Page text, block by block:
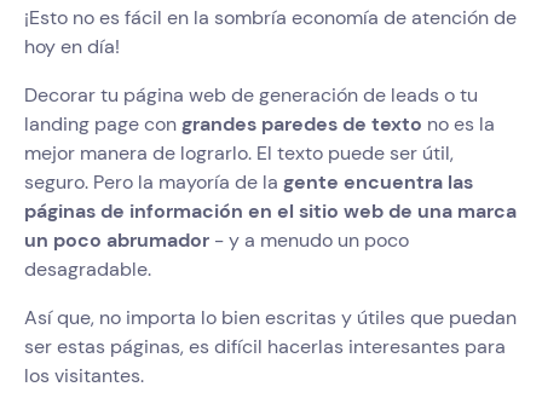
¡Esto no es fácil en la sombría economía de atención de
hoy en día!
Decorar tu página web de generación de leads o tu
landing page congrandes paredes de texto no es la
mejor manera de lograrlo. El texto puede ser útil,
seguro. Pero la mayoría de la gente encuentra las
páginas de información en el sitio web de una marca
un poco abrumador - y a menudo un poco
desagradable.
Así que, no importa lo bien escritas y útiles que puedan
ser estas páginas, es difícil hacerlas interesantes para
los visitantes.